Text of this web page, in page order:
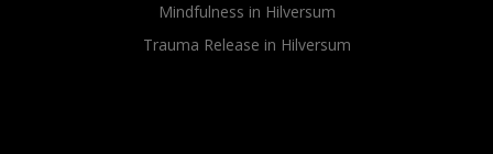
Mindfulness in Hilversum
Trauma Release in Hilversum